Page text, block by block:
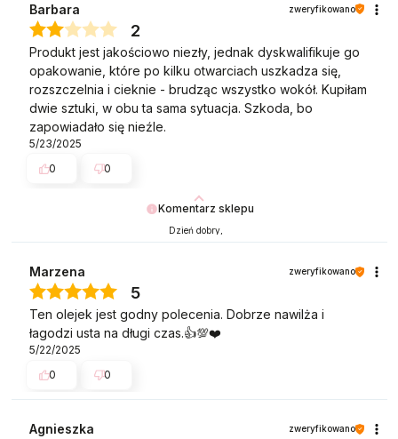
Komentarz sklepu
Dzień dobry,
Z przyjemnością zajmiemy się sprawą i zaproponujemy rozwiązanie.
Pozdrawiamy serdecznie,
Zespół Swederm
Barbara zweryfikowano
2
Produkt jest jakościowo niezły, jednak dyskwalifikuje go
opakowanie, które po kilku otwarciach uszkadza się,
rozszczelnia i cieknie - brudząc wszystko wokół. Kupiłam
dwie sztuki, w obu ta sama sytuacja. Szkoda, bo
zapowiadało się nieźle.
5/23/2025
0
0
Marzena zweryfikowano
5
Ten olejek jest godny polecenia. Dobrze nawilża i
łagodzi usta na długi czas.👍️💯❤️
5/22/2025
0
0
Agnieszka zweryfikowano